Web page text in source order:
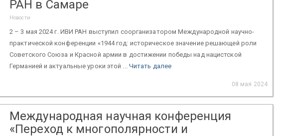
РАН в Самаре
Новости
2 – 3 мая 2024 г. ИВИ РАН выступил соорганизатором Международной научно-
практической конференции «1944 год: историческое значение решающей роли
Советского Союза и Красной армии в достижении победы над нацистской
Германией и актуальные уроки этой ... Читать далее
08 мая 2024
Международная научная конференция
«Переход к многополярности и